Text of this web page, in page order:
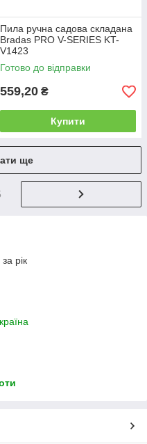
Пила ручна садова складана
Bradas PRO V-SERIES KT-
V1423
Готово до відправки
559,20 ₴
Купити
ще
рік